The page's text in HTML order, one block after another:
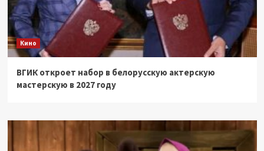
Кино
ВГИК откроет набор в белорусскую актерскую
мастерскую в 2027 году